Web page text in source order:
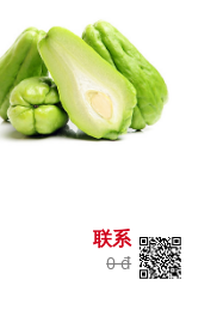
联系
0 đ